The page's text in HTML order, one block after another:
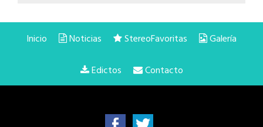
Inicio Noticias StereoFavoritas Galería
Edictos Contacto